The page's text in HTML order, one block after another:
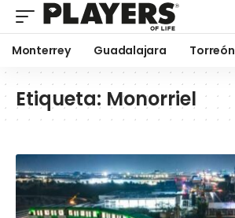
Monterrey Guadalajara Torreón
Etiqueta: Monorriel